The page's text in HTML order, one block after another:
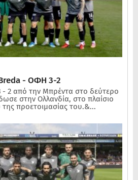
- ΟΦΗ 3-2
2 από την Μπρέντα στο δεύτερο
στην Ολλανδία, στο πλαίσιο
προετοιμασίας του.&...